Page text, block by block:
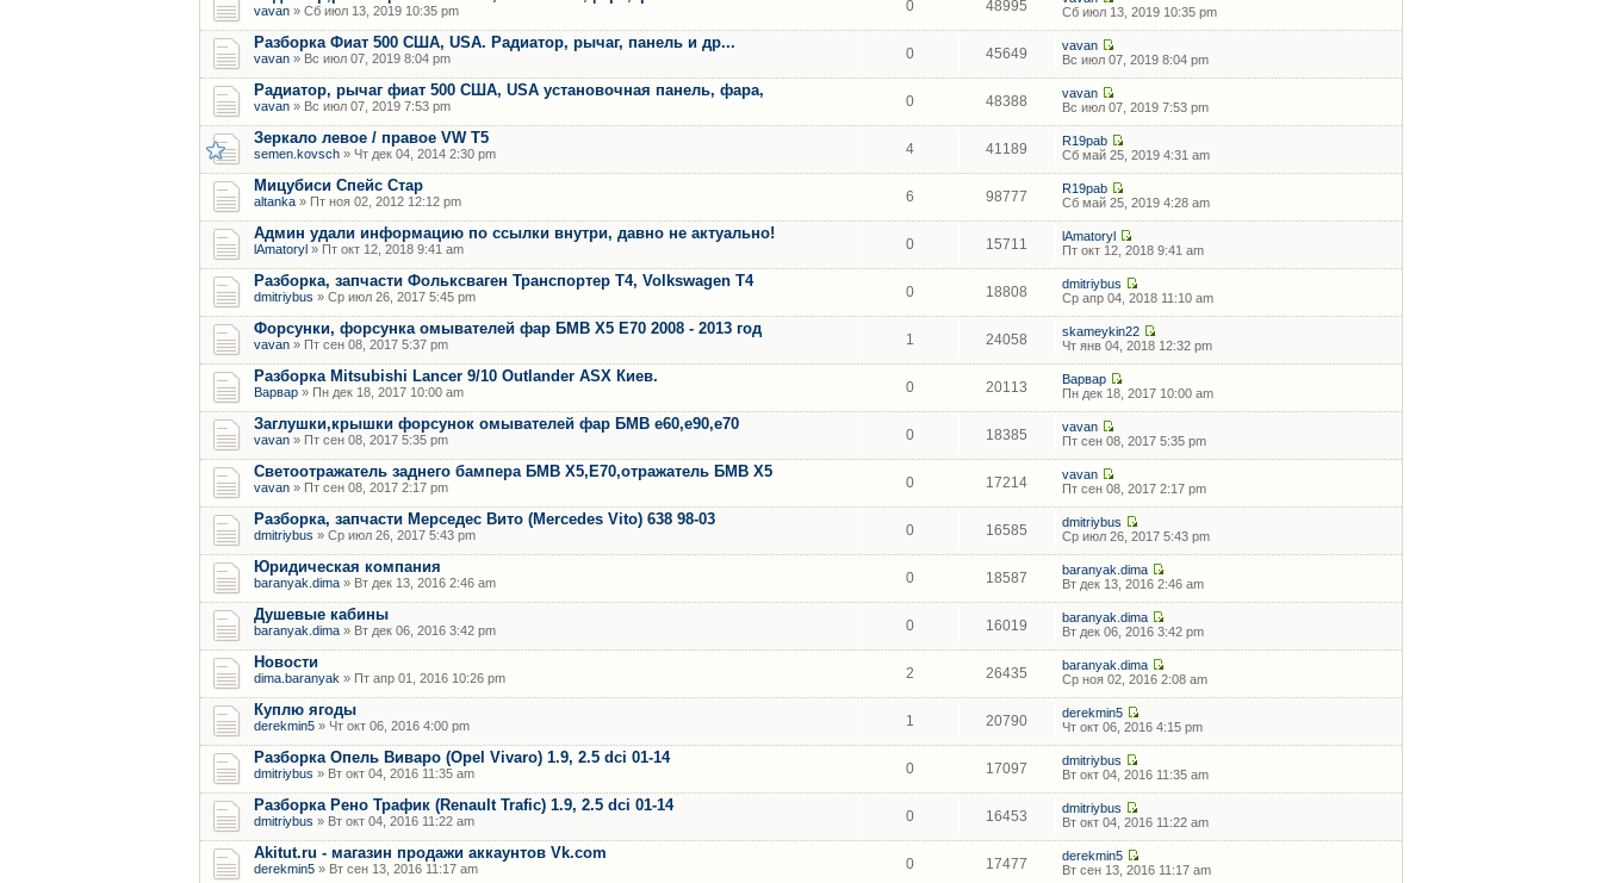
vavan » Сб июл 13, 2019 10:35 pm 0 48995
Сб июл 13, 2019 10:35 pm
Разборка Фиат 500 США, USA. Радиатор, рычаг, панель и др...
vavan » Вс июл 07, 2019 8:04 pm 0 45649
vavan
Вс июл 07, 2019 8:04 pm
Радиатор, рычаг фиат 500 США, USA установочная панель, фара,
vavan » Вс июл 07, 2019 7:53 pm 0 48388
vavan
Вс июл 07, 2019 7:53 pm
Зеркало левое / правое VW T5
semen.kovsch » Чт дек 04, 2014 2:30 pm 4 41189
R19pab
Сб май 25, 2019 4:31 am
Мицубиси Спейс Стар
altanka » Пт ноя 02, 2012 12:12 pm 6 98777
R19pab
Сб май 25, 2019 4:28 am
Админ удали информацию по ссылки внутри, давно не актуально!
lAmatoryl » Пт окт 12, 2018 9:41 am 0 15711
lAmatoryl
Пт окт 12, 2018 9:41 am
Разборка, запчасти Фольксваген Транспортер Т4, Volkswagen T4
dmitriybus » Ср июл 26, 2017 5:45 pm 0 18808
dmitriybus
Ср апр 04, 2018 11:10 am
Форсунки, форсунка омывателей фар БМВ Х5 Е70 2008 - 2013 год
vavan » Пт сен 08, 2017 5:37 pm 1 24058
skameykin22
Чт янв 04, 2018 12:32 pm
Разборка Mitsubishi Lancer 9/10 Outlander ASX Киев.
Варвар » Пн дек 18, 2017 10:00 am 0 20113
Варвар
Пн дек 18, 2017 10:00 am
Заглушки,крышки форсунок омывателей фар БМВ е60,е90,е70
vavan » Пт сен 08, 2017 5:35 pm 0 18385
vavan
Пт сен 08, 2017 5:35 pm
Светоотражатель заднего бампера БМВ Х5,Е70,отражатель БМВ Х5
vavan » Пт сен 08, 2017 2:17 pm 0 17214
vavan
Пт сен 08, 2017 2:17 pm
Разборка, запчасти Мерседес Вито (Mercedes Vito) 638 98-03
dmitriybus » Ср июл 26, 2017 5:43 pm 0 16585
dmitriybus
Ср июл 26, 2017 5:43 pm
Юридическая компания
baranyak.dima » Вт дек 13, 2016 2:46 am 0 18587
baranyak.dima
Вт дек 13, 2016 2:46 am
Душевые кабины
baranyak.dima » Вт дек 06, 2016 3:42 pm 0 16019
baranyak.dima
Вт дек 06, 2016 3:42 pm
Новости
dima.baranyak » Пт апр 01, 2016 10:26 pm 2 26435
baranyak.dima
Ср ноя 02, 2016 2:08 am
Куплю ягоды
derekmin5 » Чт окт 06, 2016 4:00 pm 1 20790
derekmin5
Чт окт 06, 2016 4:15 pm
Разборка Опель Виваро (Opel Vivaro) 1.9, 2.5 dci 01-14
dmitriybus » Вт окт 04, 2016 11:35 am 0 17097
dmitriybus
Вт окт 04, 2016 11:35 am
Разборка Рено Трафик (Renault Trafic) 1.9, 2.5 dci 01-14
dmitriybus » Вт окт 04, 2016 11:22 am 0 16453
dmitriybus
Вт окт 04, 2016 11:22 am
Akitut.ru - магазин продажи аккаунтов Vk.com
derekmin5 » Вт сен 13, 2016 11:17 am 0 17477
derekmin5
Вт сен 13, 2016 11:17 am